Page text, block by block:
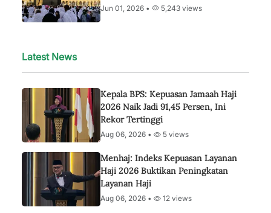
Jun 01, 2026 • 5,243 views
Latest News
Kepala BPS: Kepuasan Jamaah Haji
2026 Naik Jadi 91,45 Persen, Ini
Rekor Tertinggi
Aug 06, 2026 • 5 views
Menhaj: Indeks Kepuasan Layanan
Haji 2026 Buktikan Peningkatan
Layanan Haji
Aug 06, 2026 • 12 views